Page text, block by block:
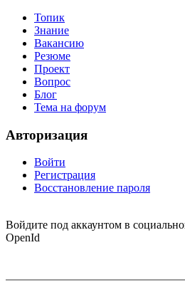
Топик
Знание
Вакансию
Резюме
Проект
Вопрос
Блог
Тема на форум
Авторизация
Войти
Регистрация
Восстановление пароля
Войдите под аккаунтом в
OpenId